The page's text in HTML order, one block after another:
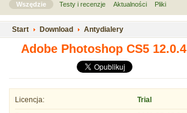
Wszędzie Testy i recenzje Aktualności Pliki
Start Download Antydialery
Adobe Photoshop CS5 12.0.4
Licencja: Trial